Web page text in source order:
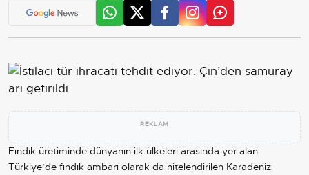
REKLAM
Fındık üretiminde dünyanın ilk ülkeleri arasında yer alan
Türkiye’de fındık ambarı olarak da nitelendirilen Karadeniz